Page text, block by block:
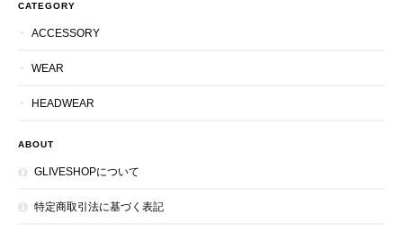
CATEGORY
ACCESSORY
WEAR
HEADWEAR
ABOUT
GLIVESHOPについて
特定商取引法に基づく表記